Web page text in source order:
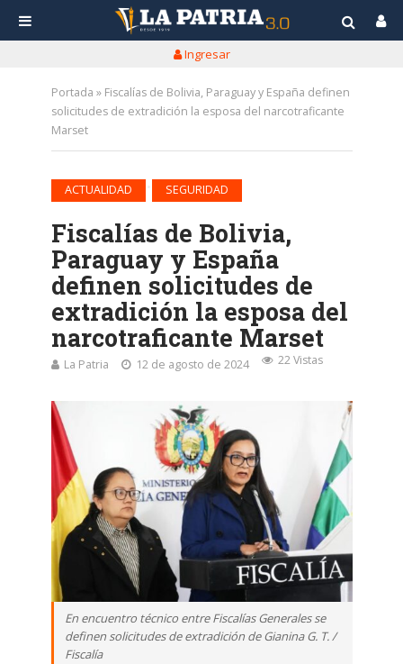
Ingresar
Portada » Fiscalías de Bolivia, Paraguay y España definen
solicitudes de extradición la esposa del narcotraficante
Marset
ACTUALIDAD SEGURIDAD
Fiscalías de Bolivia,
Paraguay y España
definen solicitudes de
extradición la esposa del
narcotraficante Marset
La Patria 12 de agosto de 2024 22 Vistas
En encuentro técnico entre Fiscalías Generales se
definen solicitudes de extradición de Gianina G. T. /
Fiscalía